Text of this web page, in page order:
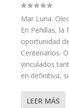
Mar Luna.
En Peñillas,
oportunidad
Centenarios.
vinculados
en definitiva,
LEER MÁS